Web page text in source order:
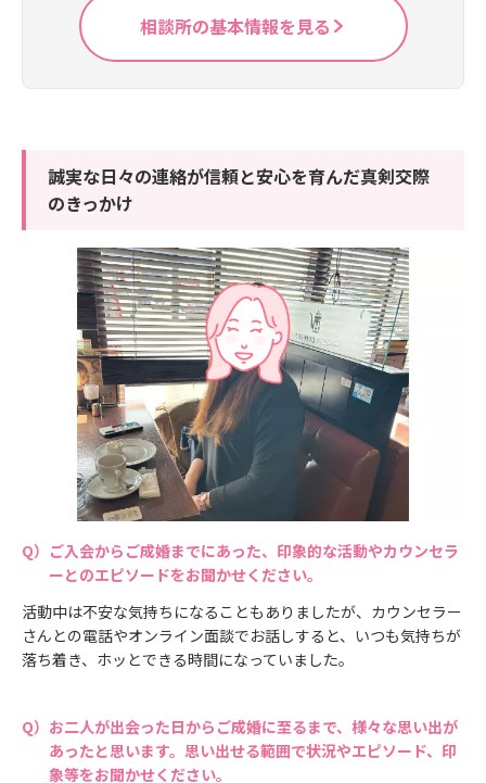
相談所の基本情報を見る
誠実な日々の連絡が信頼と安心を育んだ真剣交際
のきっかけ
ご入会からご成婚までにあった、印象的な活動やカウンセラ
ーとのエピソードをお聞かせください。
活動中は不安な気持ちになることもありましたが、カウンセラー
さんとの電話やオンライン面談でお話しすると、いつも気持ちが
落ち着き、ホッとできる時間になっていました。
お二人が出会った日からご成婚に至るまで、様々な思い出が
あったと思います。思い出せる範囲で状況やエピソード、印
象等をお聞かせください。